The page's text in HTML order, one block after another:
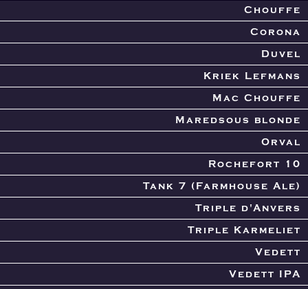
Chouffe
Corona
Duvel
Kriek Lefmans
Mac Chouffe
Maredsous blonde
Orval
Rochefort 10
Tank 7 (Farmhouse Ale)
Triple d'Anvers
Triple Karmeliet
Vedett
Vedett IPA